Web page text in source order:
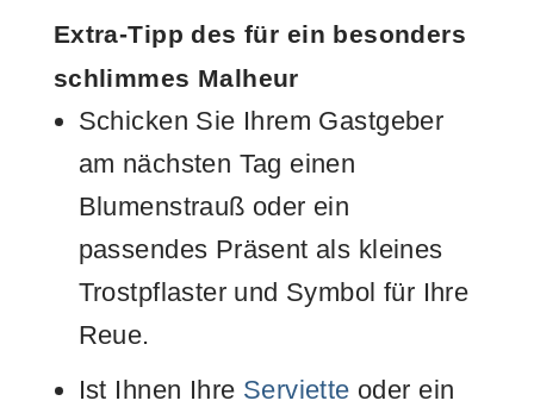
Extra-Tipp des für ein besonders
schlimmes Malheur
Schicken Sie Ihrem Gastgeber
am nächsten Tag einen
Blumenstrauß oder ein
passendes Präsent als kleines
Trostpflaster und Symbol für Ihre
Reue.
Ist Ihnen Ihre Serviette oder ein